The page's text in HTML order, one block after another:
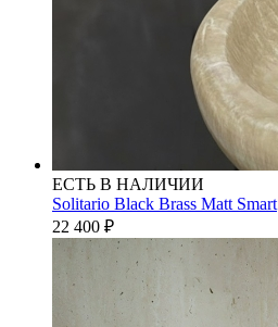
ЕСТЬ В НАЛИЧИИ
Solitario Black Brass Matt Smart
22 400 ₽